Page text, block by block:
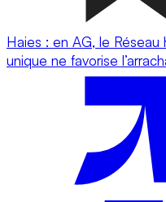
Haies : en AG, le
unique ne favorise